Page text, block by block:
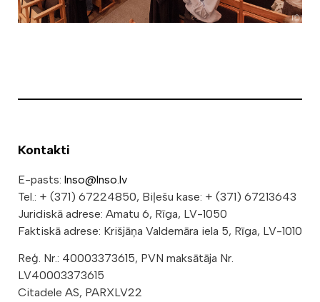
Kontakti
E-pasts: lnso@lnso.lv
Tel.: + (371) 67224850, Biļešu kase: + (371) 67213643
Juridiskā adrese: Amatu 6, Rīga, LV-1050
Faktiskā adrese: Krišjāņa Valdemāra iela 5, Rīga, LV-1010
Reģ. Nr.: 40003373615, PVN maksātāja Nr.
LV40003373615
Citadele AS, PARXLV22